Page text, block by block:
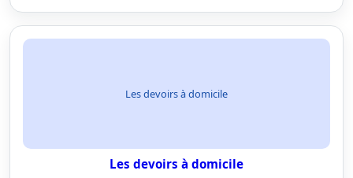
Les devoirs à domicile
Les devoirs à domicile